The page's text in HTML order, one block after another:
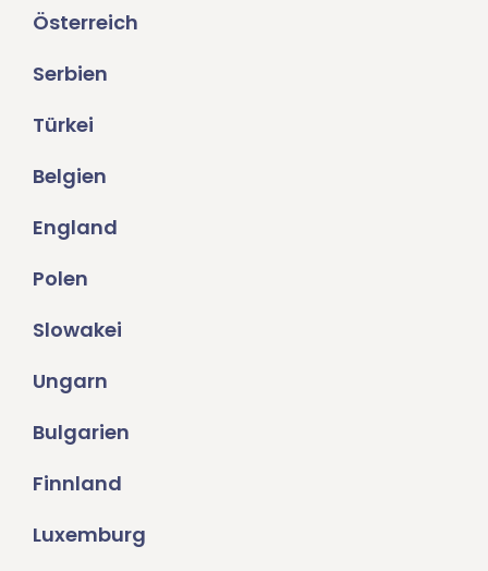
Österreich
Serbien
Türkei
Belgien
England
Polen
Slowakei
Ungarn
Bulgarien
Finnland
Luxemburg